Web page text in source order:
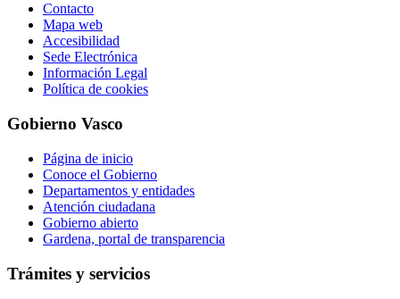
Contacto
Mapa web
Accesibilidad
Sede Electrónica
Información Legal
Política de cookies
Gobierno Vasco
Página de inicio
Conoce el Gobierno
Departamentos y entidades
Atención ciudadana
Gobierno abierto
Gardena, portal de transparencia
Trámites y servicios